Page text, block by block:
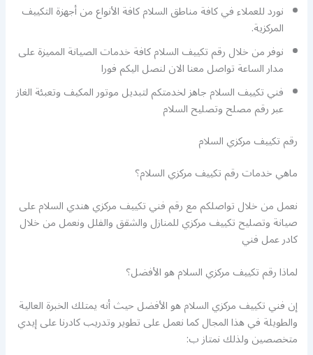
نورد للعملاء في كافة مناطق السلام كافة الأنواع من أجهزة التكييف
المركزية.
نوفر من خلال رقم تكييف السلام كافة خدمات الصيانة المميزة على
مدار الساعة تواصل معنا الان لنصل اليكم فورا
فني تكييف السلام جاهز لخدمتكم لتبديل موتور المكيف وتعبئة الغاز
عبر رقم مصلح وتصليح السلام
رقم تكييف مركزي السلام
ماهي خدمات رقم تكييف مركزي السلام؟
نعمل من خلال تواصلكم مع رقم فني تكييف مركزي هندي السلام على
صيانة وتصليح تكييف مركزي للمنازل والشقق والفلل ونعمل من خلال
كادر عمل فني
لماذا رقم تكييف مركزي السلام هو الأفضل؟
إن فني تكييف مركزي السلام هو الأفضل حيث أنه يمتلك الخبرة العالية
والطويلة في هذا المجال كما نعمل على تطوير وتدريب كادرنا على إيدي
متخصصين ولذلك نمتاز ب: